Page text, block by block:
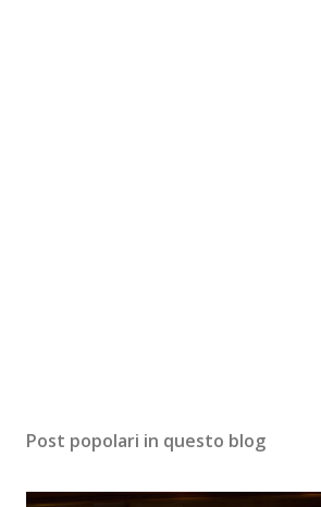
Post popolari in questo blog